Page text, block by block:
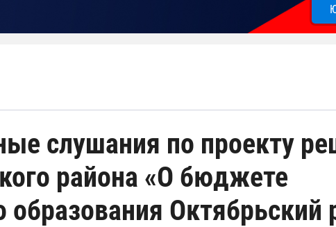
слушания по проекту
района «О бюджете
образования Октябрьский